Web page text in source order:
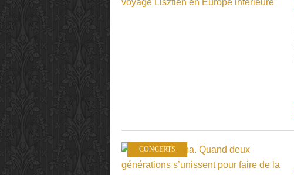
CONCERTS